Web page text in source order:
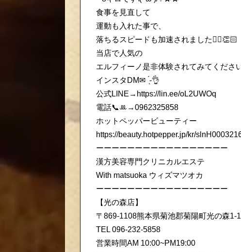
食事を見直して
運動も入れた事で、
落ちるスピードも加速されました🙂‍↕️👏🏻
当店で人気の
エルフィーノ是非体験されてみてくださ
インスタDM✉ ̖́-‬👌
公式LINE→https://lin.ee/oL2UWOq
電話📞‪ꔛ‬→0962325858
ホットペッパービューティー
https://beauty.hotpepper.jp/kr/
ーーーーーーーーーーーーーーーーー
漢方美容専門クリニカルエステ
With matsuoka ウィズマツオカ
ーーーーーーーーーーーーーーーーー
【光の森店】
〒869-1108熊本県菊池郡菊陽町光の森1-
TEL 096-232-5858
営業時間AM 10:00~PM19:00